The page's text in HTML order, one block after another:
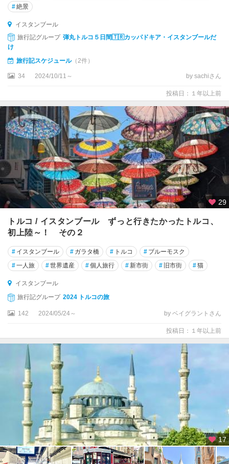
#絶景
イスタンブール
旅行記グループ 弾丸トルコ５日間🇹🇷カッパドキア・イスタンブールだ
け
旅行記スケジュール（2件）
34 2024/10/11～ by sachiさん
投稿日：１年以上前
29
トルコ / イスタンブール ずっと行きたかったトルコ、
初上陸～！ その２
# イスタンブール # ガラタ橋 # トルコ # ブルーモスク
#一人旅 #世界遺産 #個人旅行 #新市街 # 旧市街 #猫
イスタンブール
旅行記グループ 2024 トルコの旅
142 2024/05/24～ by ベイグラントさん
投稿日：１年以上前
17